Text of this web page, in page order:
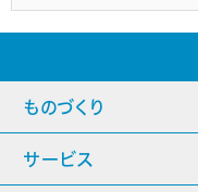
ものづくり
サービス